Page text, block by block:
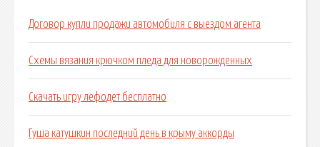
Договор купли продажи автомобиля с выездом агента
Схемы вязания крючком пледа для новорожденных
Скачать игру лефодет бесплатно
Гуша катушкин последний день в крыму аккорды